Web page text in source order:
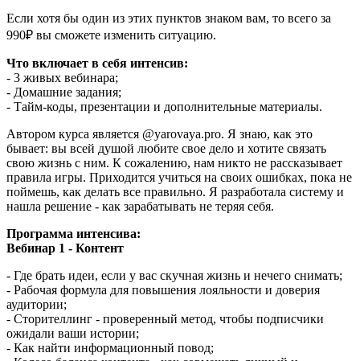
Если хотя бы один из этих пунктов знаком вам, то всего за
990₽ вы сможете изменить ситуацию.
Что включает в себя интенсив:
- 3 живых вебинара;
- Домашние задания;
- Тайм-коды, презентации и дополнительные материалы.
Автором курса является @yarovaya.pro. Я знаю, как это
бывает: вы всей душой любите свое дело и хотите связать
свою жизнь с ним. К сожалению, нам никто не рассказывает
правила игры. Приходится учиться на своих ошибках, пока не
поймешь, как делать все правильно. Я разработала систему и
нашла решение - как зарабатывать не теряя себя.
Программа интенсива:
Вебинар 1 - Контент
- Где брать идеи, если у вас скучная жизнь и нечего снимать;
- Рабочая формула для повышения лояльности и доверия
аудитории;
- Сторителлинг - проверенный метод, чтобы подписчики
ожидали ваши истории;
- Как найти информационный повод;